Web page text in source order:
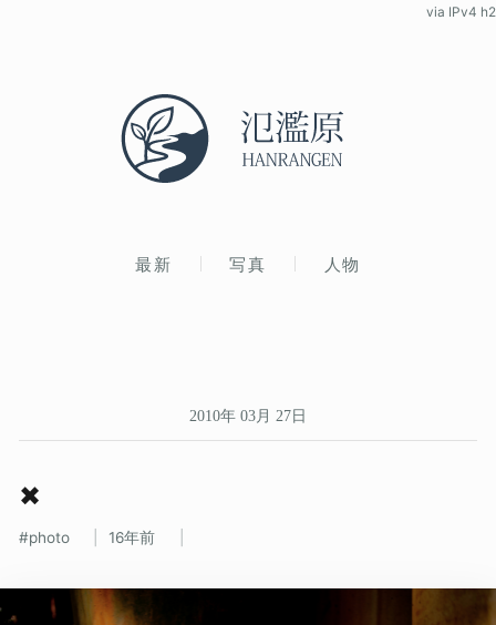
最新 写真 人物
via IPv4 h2
2010年 03月 27日
✖
photo 16年前